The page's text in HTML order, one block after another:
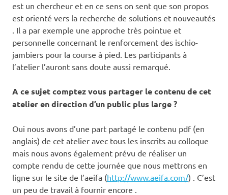
est un chercheur et en ce sens on sent que son propos
est orienté vers la recherche de solutions et nouveautés
. Il a par exemple une approche très pointue et
personnelle concernant le renforcement des ischio-
jambiers pour la course à pied. Les participants à
l’atelier l’auront sans doute aussi remarqué.
A ce sujet comptez vous partager le contenu de cet
atelier en direction d’un public plus large ?
Oui nous avons d’une part partagé le contenu pdf (en
anglais) de cet atelier avec tous les inscrits au colloque
mais nous avons également prévu de réaliser un
compte rendu de cette journée que nous mettrons en
ligne sur le site de l’aeifa (http://www.aeifa.com/) . C’est
un peu de travail à fournir encore .